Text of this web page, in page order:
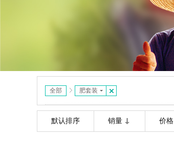
全部 肥套装
默认排序 销量 价格